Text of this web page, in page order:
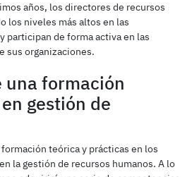
años, los directores de recursos
los niveles más altos en las
participan de forma activa en las
sus organizaciones.
una formación
gestión de
teórica y prácticas en los
la gestión de recursos humanos. A lo